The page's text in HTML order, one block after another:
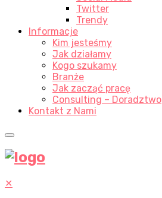
Twitter
Trendy
Informacje
Kim jesteśmy
Jak działamy
Kogo szukamy
Branże
Jak zacząć pracę
Consulting – Doradztwo
Kontakt z Nami
✕